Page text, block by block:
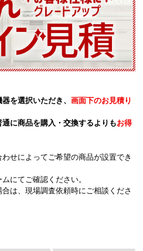
を選択いただき、画面下のお見積り
に商品を購入・交換するよりもお得
せによってご希望の商品が設置でき
にてご確認ください。
は、現場調査依頼時にご相談くださ